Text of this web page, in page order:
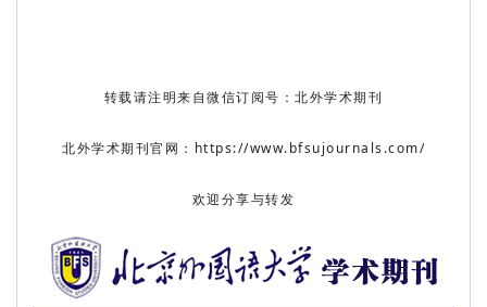
转载请注明来自微信订阅号：北外学术期刊
北外学术期刊官网：https://www.bfsujournals.com/
欢迎分享与转发